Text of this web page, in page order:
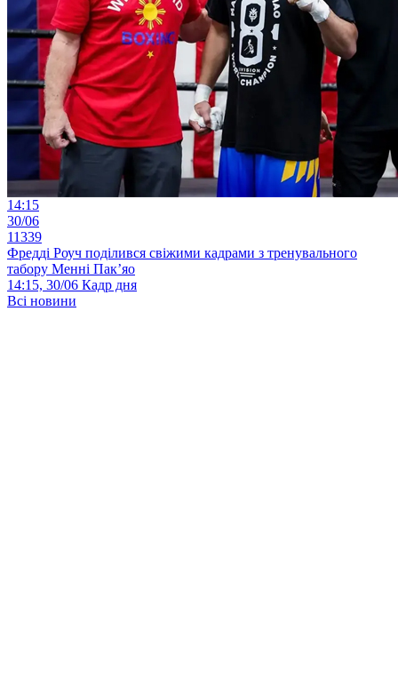
14:15
30/06
11339
Фредді Роуч поділився свіжими кадрами з тренувального
табору Менні Пак’яо
14:15, 30/06 Кадр дня
Всі новини